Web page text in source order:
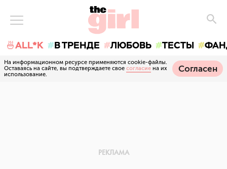
🍜ALL*K В ТРЕНДЕ ЛЮБОВЬ ТЕСТЫ
На информационном ресурсе применяются cookie-файлы.
Оставаясь на сайте, вы подтверждаете свое согласие на их
использование.
Согласен